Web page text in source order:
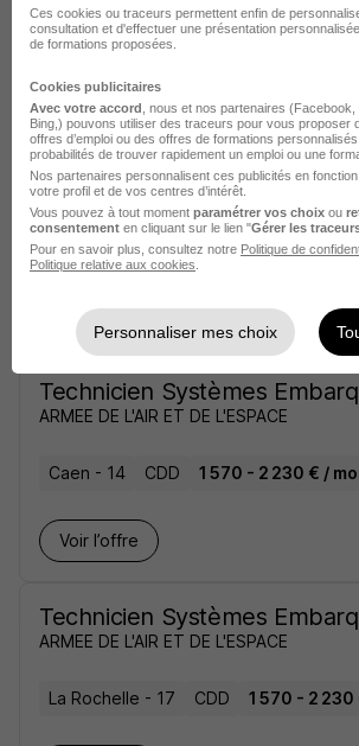
Lyon - 69 CDD 1 570 - 2 230 € /
Voir l’offre
Technicien Systèmes
ARMEE DE L'AIR ET DE L'ESPACE
Limoges - 87 CDD 1 570 - 2 230 €
Voir l’offre
Technicien Systèmes
ARMEE DE L'AIR ET DE L'ESPACE
Caen - 14 CDD 1 570 - 2 230 € /
Voir l’offre
Technicien Systèmes
ARMEE DE L'AIR ET DE L'ESPACE
La Rochelle - 17 CDD 1 570 - 2 230
Ces cookies ou traceurs permettent enfin de
consultation et d'effectuer une présentation
de formations proposées.
Cookies publicitaires
Avec votre accord , nous et nos partenaires (Facebook,
Bing,) pouvons utiliser des traceurs pour vous proposer
offres d’emploi ou des offres de formations
probabilités de trouver rapidement un emploi ou une
Nos partenaires personnalisent ces publicités en
votre profil et de vos centres d’intérêt.
Vous pouvez à tout moment paramétrer vos choix ou
consentement en cliquant sur le lien "Gérer les
Pour en savoir plus, consultez notre Politique de
Politique relative aux cookies
Personnaliser mes choix